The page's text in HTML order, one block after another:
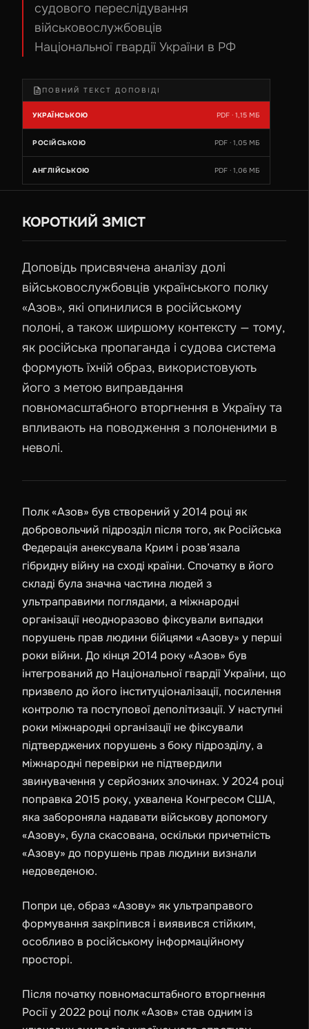
судового переслідування
військовослужбовців
Національної гвардії України в РФ
ПОВНИЙ ТЕКСТ ДОПОВІДІ
УКРАЇНСЬКОЮ PDF · 1,15 МБ
РОСІЙСЬКОЮ PDF · 1,05 МБ
АНГЛІЙСЬКОЮ PDF · 1,06 МБ
КОРОТКИЙ ЗМІСТ
Доповідь присвячена аналізу долі
військовослужбовців українського полку
«Азов», які опинилися в російському
полоні, а також ширшому контексту — тому,
як російська пропаганда і судова система
формують їхній образ, використовують
його з метою виправдання
повномасштабного вторгнення в Україну та
впливають на поводження з полоненими в
неволі.
Полк «Азов» був створений у2014 році як
добровольчий підрозділ після того, як Російська
Федерація анексувала Крим і розв’язала
гібридну війну на сході країни. Спочатку в його
складі була значна частина людей з
ультраправими поглядами, а міжнародні
організації неодноразово фіксували випадки
порушень прав людини бійцями «Азову» у перші
роки війни. До кінця 2014 року «Азов» був
інтегрований до Національної гвардії України, що
призвело до його інституціоналізації, посилення
контролю та поступової деполітизації. У наступні
роки міжнародні організації не фіксували
підтверджених порушень з боку підрозділу, а
міжнародні перевірки не підтвердили
звинувачення у серйозних злочинах. У2024 році
поправка 2015 року, ухвалена Конгресом США,
яка забороняла надавати військову допомогу
«Азову», була скасована, оскільки причетність
«Азову» до порушень прав людини визнали
недоведеною.
Попри це, образ «Азову» як ультраправого
формування закріпився і виявився стійким,
особливо в російському інформаційному
просторі.
Після початку повномасштабного вторгнення
Росії у2022 році полк «Азов» став одним із